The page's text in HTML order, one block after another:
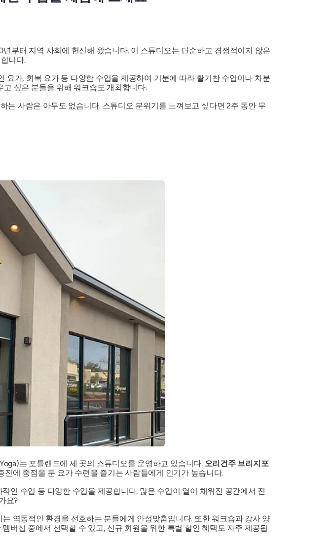
부터 지역 사회에 헌신해 왔습니다. 이 스튜디오는 단순하고 경쟁적이지 않은
니다.
요가, 회복 요가 등 다양한 수업을 제공하여 기분에 따라 활기찬 수업이나 차분
싶은 분들을 위해 워크숍도 개최합니다.
는 사람은 아무도 없습니다. 스튜디오 분위기를 느껴보고 싶다면 2주 동안 무
는 포틀랜드에 세 곳의 스튜디오를 운영하고 있습니다. 오리건주 브리지포
에 중점을 둔 요가 수련을 즐기는 사람들에게 인기가 높습니다.
인 수업 등 다양한 수업을 제공합니다. 많은 수업이 열이 채워진 공간에서 진
요?
역동적인 환경을 선호하는 분들에게 안성맞춤입니다. 또한 워크숍과 강사 양
버십 중에서 선택할 수 있고, 신규 회원을 위한 특별 할인 혜택도 자주 제공됩